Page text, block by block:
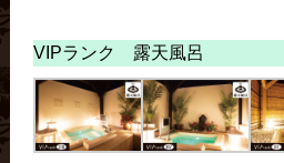
VIPランク 露天風呂